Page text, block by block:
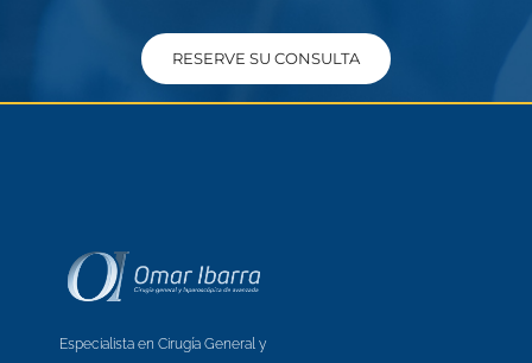
RESERVE SU CONSULTA
Especialista en Cirugía General y